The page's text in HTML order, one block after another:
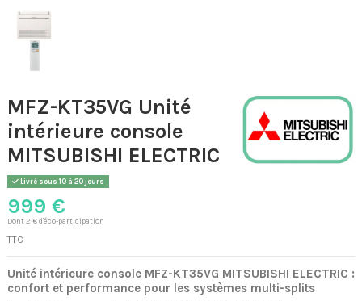
MFZ-KT35VG Unité
intérieure console
MITSUBISHI ELECTRIC
Livré sous 10 à 20 jours
999 €
Dont 2 € d'éco-participation
TTC
Unité intérieure console MFZ-KT35VG MITSUBISHI ELECTRIC :
confort et performance pour les systèmes multi-splits